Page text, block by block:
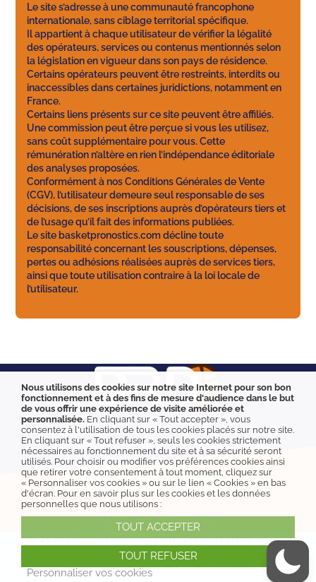
Le site s’adresse à une communauté francophone
internationale, sans ciblage territorial spécifique.
Il appartient à chaque utilisateur de vérifier la légalité
des opérateurs, services ou contenus mentionnés selon
la législation en vigueur dans son pays de résidence.
Certains opérateurs peuvent être restreints, interdits ou
inaccessibles dans certaines juridictions, notamment en
France.
Certains liens présents sur ce site peuvent être affiliés.
Une commission peut être perçue si vous les utilisez,
sans coût supplémentaire pour vous. Cette
rémunération n’altère en rien l’indépendance éditoriale
des analyses proposées.
Conformément à nos Conditions Générales de Vente
(CGV), l’utilisateur demeure seul responsable de ses
décisions, de ses inscriptions auprès d’opérateurs tiers et
de l’usage qu’il fait des informations publiées.
Le site basketpronostics.com décline toute
responsabilité concernant les souscriptions, dépenses,
pertes ou adhésions réalisées auprès de services tiers,
ainsi que toute utilisation contraire à la loi locale de
l’utilisateur.
BasketPronostics.com - Dorado Parieur SHARP
3 ÉTAPES 🦈 - Deviens un parieur gagnant
RETROUVEZ NOUS SUR
LES RÉSEAUX SOCIAUX
© 2026 - BasketPronostics.com - Dorado Parieur
Mentions LégalesCrédits : P-COM Studio
Nous utilisons des cookies sur notre site Internet pour son bon
fonctionnement et à des fins de mesure d'audience dans le but
de vous offrir une expérience de visite améliorée et
personnalisée. En cliquant sur « Tout accepter », vous
consentez à l'utilisation de tous les cookies placés sur notre site.
En cliquant sur « Tout refuser », seuls les cookies strictement
nécessaires au fonctionnement du site et à sa sécurité seront
utilisés. Pour choisir ou modifier vos préférences cookies ainsi
que retirer votre consentement à tout moment, cliquez sur
« Personnaliser vos cookies » ou sur le lien « Cookies » en bas
d'écran. Pour en savoir plus sur les cookies et les données
personnelles que nous utilisons :
TOUT ACCEPTER
TOUT REFUSER
Personnaliser vos cookies